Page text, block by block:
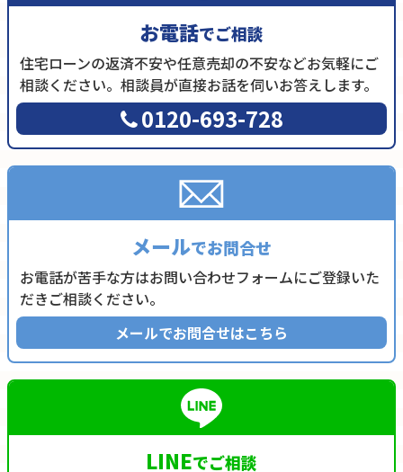
お電話でご相談
住宅ローンの返済不安や任意売却の不安などお気軽にご
相談ください。相談員が直接お話を伺いお答えします。
0120-693-728
メールでお問合せ
お電話が苦手な方はお問い合わせフォームにご登録いた
だきご相談ください。
メールでお問合せはこちら
LINEでご相談